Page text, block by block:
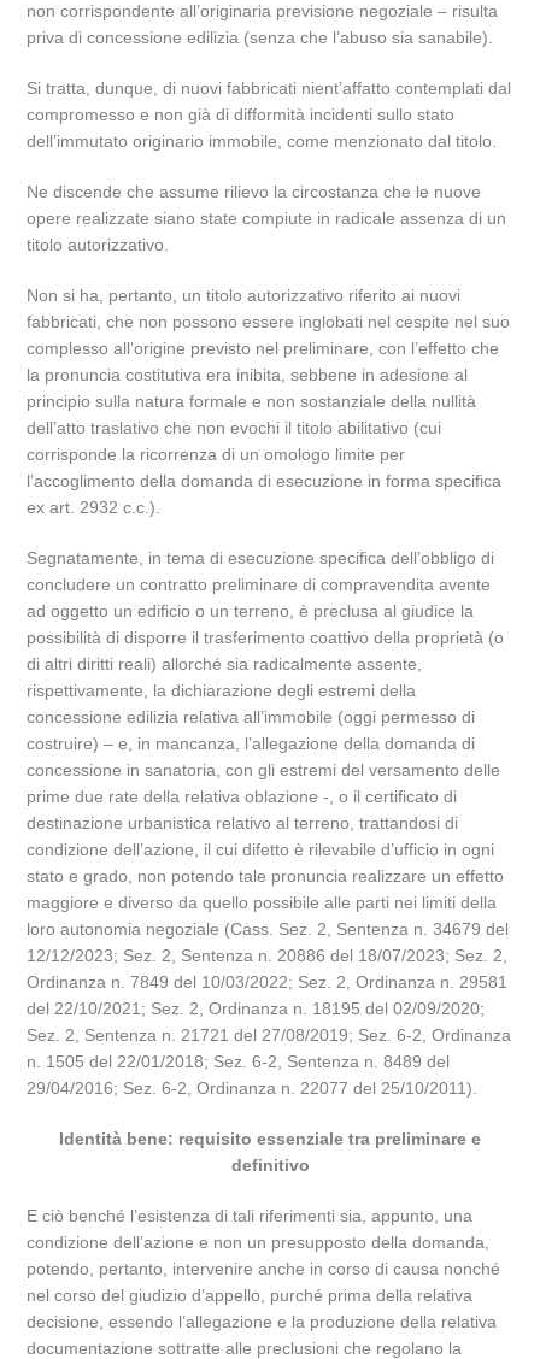
non corrispondente all’originaria previsione negoziale – risulta
priva di concessione edilizia (senza che l’abuso sia sanabile).
Si tratta, dunque, di nuovi fabbricati nient’affatto contemplati dal
compromesso e non già di difformità incidenti sullo stato
dell’immutato originario immobile, come menzionato dal titolo.
Ne discende che assume rilievo la circostanza che le nuove
opere realizzate siano state compiute in radicale assenza di un
titolo autorizzativo.
Non si ha, pertanto, un titolo autorizzativo riferito ai nuovi
fabbricati, che non possono essere inglobati nel cespite nel suo
complesso all’origine previsto nel preliminare, con l’effetto che
la pronuncia costitutiva era inibita, sebbene in adesione al
principio sulla natura formale e non sostanziale della nullità
dell’atto traslativo che non evochi il titolo abilitativo (cui
corrisponde la ricorrenza di un omologo limite per
l’accoglimento della domanda di esecuzione in forma specifica
ex art. 2932 c.c.).
Segnatamente, in tema di esecuzione specifica dell’obbligo di
concludere un contratto preliminare di compravendita avente
ad oggetto un edificio o un terreno, è preclusa al giudice la
possibilità di disporre il trasferimento coattivo della proprietà (o
di altri diritti reali) allorché sia radicalmente assente,
rispettivamente, la dichiarazione degli estremi della
concessione edilizia relativa all’immobile (oggi permesso di
costruire) – e, in mancanza, l’allegazione della domanda di
concessione in sanatoria, con gli estremi del versamento delle
prime due rate della relativa oblazione -, o il certificato di
destinazione urbanistica relativo al terreno, trattandosi di
condizione dell’azione, il cui difetto è rilevabile d’ufficio in ogni
stato e grado, non potendo tale pronuncia realizzare un effetto
maggiore e diverso da quello possibile alle parti nei limiti della
loro autonomia negoziale (Cass. Sez. 2, Sentenza n. 34679 del
12/12/2023; Sez. 2, Sentenza n. 20886 del 18/07/2023; Sez. 2,
Ordinanza n. 7849 del 10/03/2022; Sez. 2, Ordinanza n. 29581
del 22/10/2021; Sez. 2, Ordinanza n. 18195 del 02/09/2020;
Sez. 2, Sentenza n. 21721 del 27/08/2019; Sez. 6-2, Ordinanza
n. 1505 del 22/01/2018; Sez. 6-2, Sentenza n. 8489 del
29/04/2016; Sez. 6-2, Ordinanza n. 22077 del 25/10/2011).
Identità bene: requisito essenziale tra preliminare e
definitivo
E ciò benché l’esistenza di tali riferimenti sia, appunto, una
condizione dell’azione e non un presupposto della domanda,
potendo, pertanto, intervenire anche in corso di causa nonché
nel corso del giudizio d’appello, purché prima della relativa
decisione, essendo l’allegazione e la produzione della relativa
documentazione sottratte alle preclusioni che regolano la